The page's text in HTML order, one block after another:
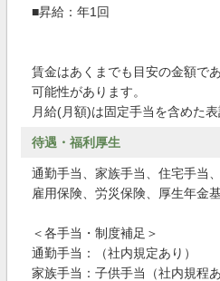
■昇給：年1回
賃金はあくまでも目安の金額で
可能性があります。
月給(月額)は固定手当を含めた表
待遇・福利厚生
通勤手当、家族手当、住宅手当
雇用保険、労災保険、厚生年金
＜各手当・制度補足＞
通勤手当：（社内規定あり）
家族手当：子供手当（社内規程あ